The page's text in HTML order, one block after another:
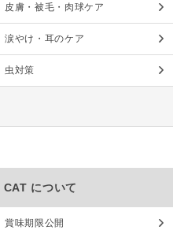
皮膚・被毛・肉球ケア
涙やけ・耳のケア
虫対策
について
賞味期限公開